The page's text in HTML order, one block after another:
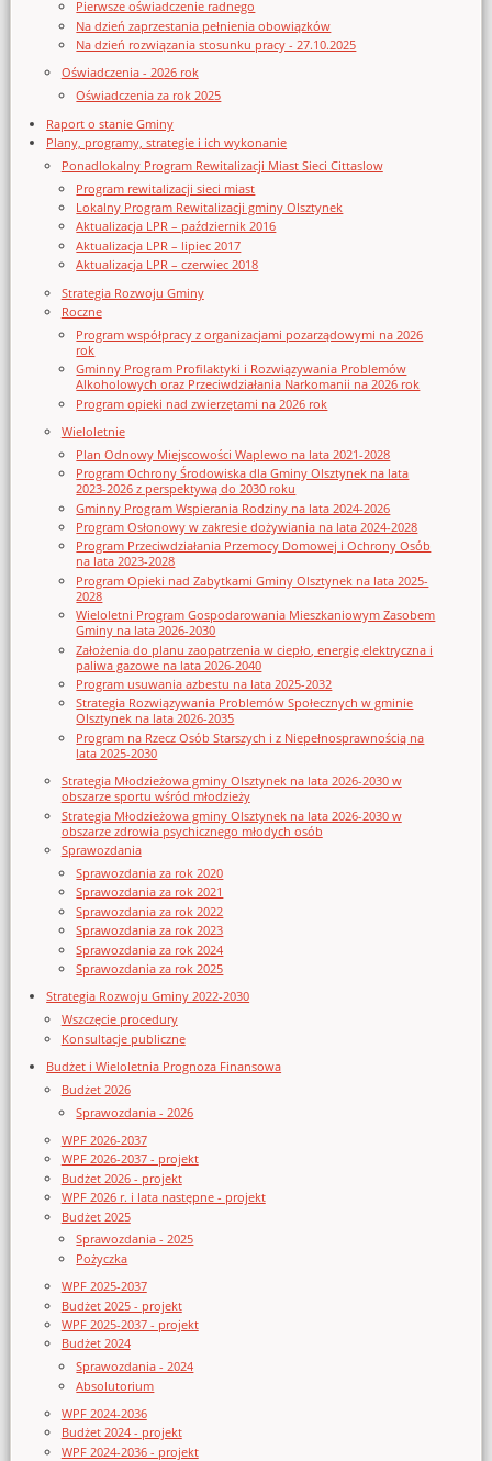
Pierwsze oświadczenie radnego
Na dzień zaprzestania pełnienia obowiązków
Na dzień rozwiązania stosunku pracy - 27.10.2025
Oświadczenia - 2026 rok
Oświadczenia za rok 2025
Raport o stanie Gminy
Plany, programy, strategie i ich wykonanie
Ponadlokalny Program Rewitalizacji Miast Sieci Cittaslow
Program rewitalizacji sieci miast
Lokalny Program Rewitalizacji gminy Olsztynek
Aktualizacja LPR – październik 2016
Aktualizacja LPR – lipiec 2017
Aktualizacja LPR – czerwiec 2018
Strategia Rozwoju Gminy
Roczne
Program współpracy z organizacjami pozarządowymi na 2026
rok
Gminny Program Profilaktyki i Rozwiązywania Problemów
Alkoholowych oraz Przeciwdziałania Narkomanii na 2026 rok
Program opieki nad zwierzętami na 2026 rok
Wieloletnie
Plan Odnowy Miejscowości Waplewo na lata 2021-2028
Program Ochrony Środowiska dla Gminy Olsztynek na lata
2023-2026 z perspektywą do 2030 roku
Gminny Program Wspierania Rodziny na lata 2024-2026
Program Osłonowy w zakresie dożywiania na lata 2024-2028
Program Przeciwdziałania Przemocy Domowej i Ochrony Osób
na lata 2023-2028
Program Opieki nad Zabytkami Gminy Olsztynek na lata 2025-
2028
Wieloletni Program Gospodarowania Mieszkaniowym Zasobem
Gminy na lata 2026-2030
Założenia do planu zaopatrzenia w ciepło, energię elektryczna i
paliwa gazowe na lata 2026-2040
Program usuwania azbestu na lata 2025-2032
Strategia Rozwiązywania Problemów Społecznych w gminie
Olsztynek na lata 2026-2035
Program na Rzecz Osób Starszych i z Niepełnosprawnością na
lata 2025-2030
Strategia Młodzieżowa gminy Olsztynek na lata 2026-2030 w
obszarze sportu wśród młodzieży
Strategia Młodzieżowa gminy Olsztynek na lata 2026-2030 w
obszarze zdrowia psychicznego młodych osób
Sprawozdania
Sprawozdania za rok 2020
Sprawozdania za rok 2021
Sprawozdania za rok 2022
Sprawozdania za rok 2023
Sprawozdania za rok 2024
Sprawozdania za rok 2025
Strategia Rozwoju Gminy 2022-2030
Wszczęcie procedury
Konsultacje publiczne
Budżet i Wieloletnia Prognoza Finansowa
Budżet 2026
Sprawozdania - 2026
WPF 2026-2037
WPF 2026-2037 - projekt
Budżet 2026 - projekt
WPF 2026 r. i lata następne - projekt
Budżet 2025
Sprawozdania - 2025
Pożyczka
WPF 2025-2037
Budżet 2025 - projekt
WPF 2025-2037 - projekt
Budżet 2024
Sprawozdania - 2024
Absolutorium
WPF 2024-2036
Budżet 2024 - projekt
WPF 2024-2036 - projekt